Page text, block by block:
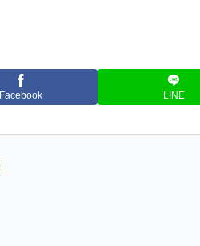
Facebook LINE